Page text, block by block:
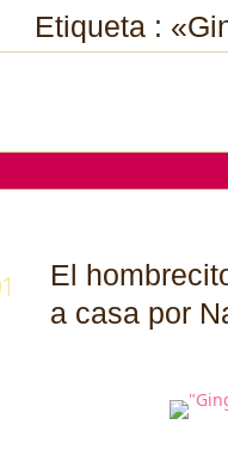
Etiqueta :
El
a casa por